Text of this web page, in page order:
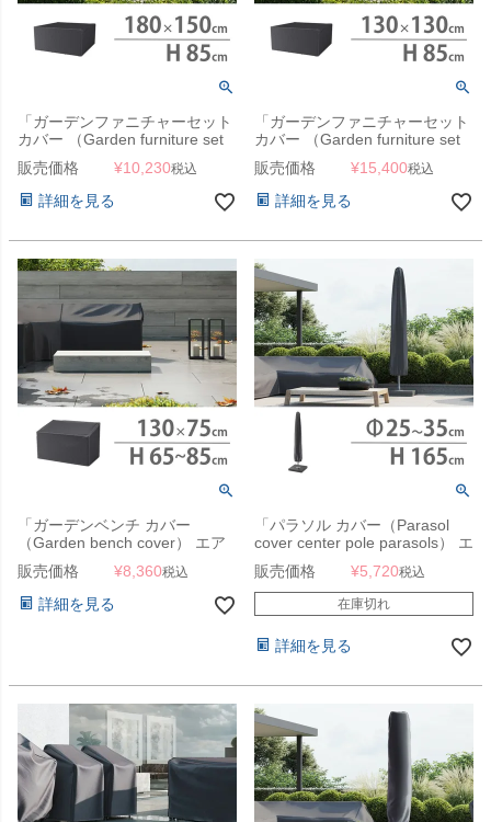
「ガーデンファニチャーセット
カバー （Garden furniture set
cover） エアロカバー
（AeroCover） #7930
180x150x85cm」【沖縄・離島
は送料要見積り】
販売価格 ¥10,230税込
詳細を見る
「ガーデンファニチャーセット
カバー （Garden furniture set
cover） エアロカバー
（AeroCover） #7913
130x130x85cm（NS）」【沖
縄・離島は送料要見積り】
販売価格 ¥15,400税込
詳細を見る
「ガーデンベンチ カバー
（Garden bench cover） エア
ロカバー（AeroCover） #7908
130×75×H65-85cm」【沖縄・
離島は送料要見積り】
販売価格 ¥8,360税込
詳細を見る
「パラソル カバー（Parasol
cover center pole parasols） エ
アロカバー（AeroCover）
#7982 165×25-30cm」
販売価格 ¥5,720税込
在庫切れ
詳細を見る